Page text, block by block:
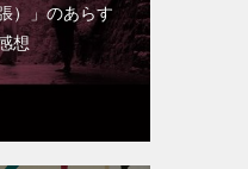
）」のあらす
想